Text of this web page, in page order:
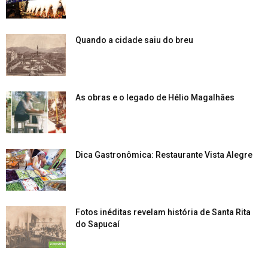
Quando a cidade saiu do breu
As obras e o legado de Hélio Magalhães
Dica Gastronômica: Restaurante Vista Alegre
Fotos inéditas revelam história de Santa Rita
do Sapucaí